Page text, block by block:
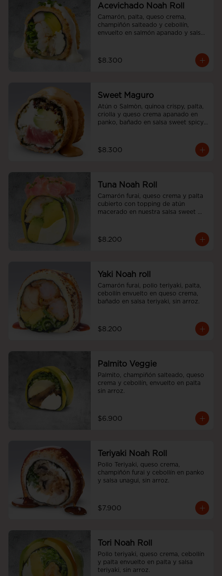
Acevichado Noah Roll
Camarón, palta, queso crema,
champiñón salteado y cebollín,
envuelto en salmón apanado y salsa
$8.300
Sweet Maguro
Atún o Salmòn, quinoa crispy, palta,
criolla y queso crema apanado en
panko, bañado en salsa sweet spicy,
$8.300
Tuna Noah Roll
Camarón furai, queso crema y palta
cubierto con topping de atún
macerado en nuestra salsa sweet
$8.200
Yaki Noah roll
Camarón furai, pollo teriyaki, palta,
cebollín envuelto en queso crema,
bañado en salsa teriyaki, sin arroz.
$8.200
Palmito Veggie
Palmito, champiñón salteado, queso
crema y cebollín, envuelto en palta
sin arroz.
$6.900
Teriyaki Noah Roll
Pollo Teriyaki, queso crema,
champiñón furai y cebollín en panko
y salsa unagui, sin arroz.
$7.900
Tori Noah Roll
Pollo teriyaki, queso crema, cebollín
y palta envuelto en palta y salsa
teriyaki, sin arroz.